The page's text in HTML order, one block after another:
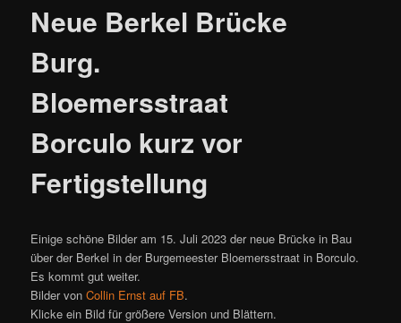
Neue Berkel Brücke
Burg.
Bloemersstraat
Borculo kurz vor
Fertigstellung
Einige schöne Bilder am 15. Juli 2023 der neue Brücke in Bau
über der Berkel in der Burgemeester Bloemersstraat in Borculo.
Es kommt gut weiter.
Bilder vonCollin Ernst auf FB.
Klicke ein Bild für größere Version und Blättern.